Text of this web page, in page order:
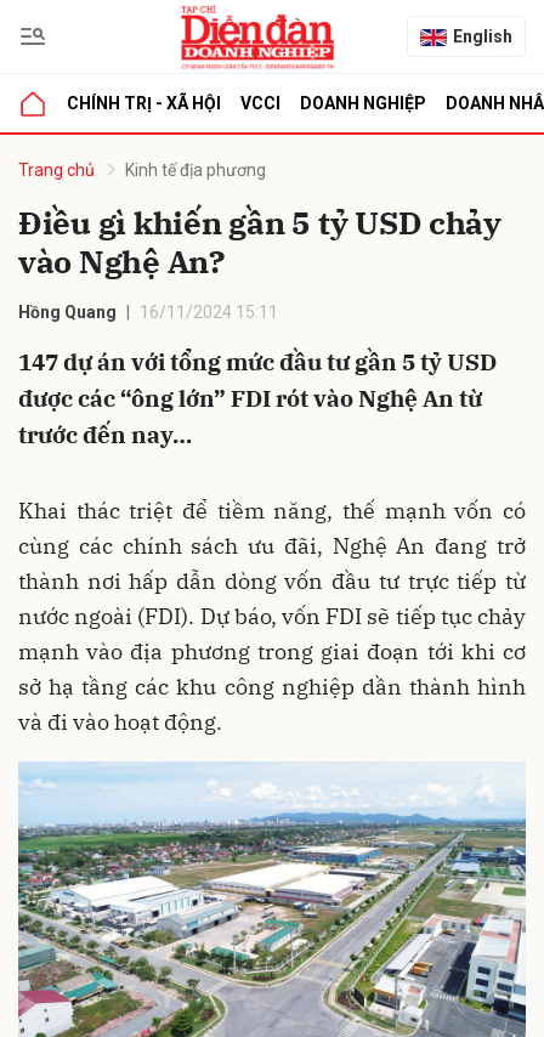
English
CHÍNH TRỊ - XÃ HỘI VCCI DOANH NGHIỆP DOANH
Trang chủ Kinh tế địa phương
Điều gì khiến gần 5 tỷ USD chảy
vào Nghệ An?
Hồng Quang 16/11/2024 15:11
147 dự án với tổng mức đầu tư gần 5 tỷ USD
được các “ông lớn” FDI rót vào Nghệ An từ
trước đến nay…
Khai thác triệt để tiềm năng, thế mạnh vốn có
cùng các chính sách ưu đãi, Nghệ An đang trở
thành nơi hấp dẫn dòng vốn đầu tư trực tiếp từ
nước ngoài (FDI). Dự báo, vốn FDI sẽ tiếp tục chảy
mạnh vào địa phương trong giai đoạn tới khi cơ
sở hạ tầng các khu công nghiệp dần thành hình
và đi vào hoạt động.
luận
Hủy